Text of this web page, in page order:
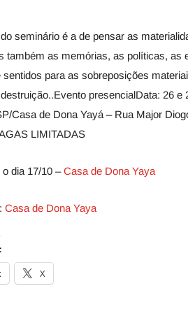
seminário é a de pensar as
também as memórias, as políticas, as
para as sobreposições
presencialData: 26
Casa de Dona Yayá – Rua Major
LIMITADAS
dia 17/10 –Casa de Dona Yaya
: Casa de Dona Yaya
X